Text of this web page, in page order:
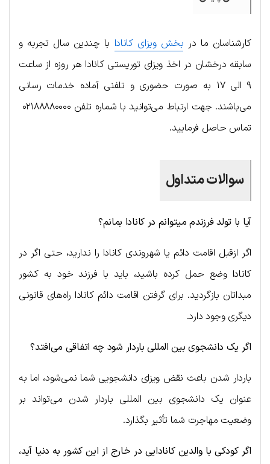
کارشناسان ما در بخش ویزای کانادا با چندین سال تجربه و
سابقه درخشان در اخذ ویزای توریستی کانادا هر روزه از ساعت
۹ الی ۱۷ به صورت حضوری و تلفنی آماده خدمات رسانی
تماس حاصل فرمایید.
سوالات متداول
آیا با تولد فرزندم میتوانم در کانادا بمانم؟
اگر ازقبل اقامت دائم یا شهروندی کانادا را ندارید، حتی اگر در
کانادا وضع حمل کرده باشید، باید با فرزند خود به کشور
مبداتان بازگردید. برای گرفتن اقامت دائم کانادا راه‌های قانونی
دیگری وجود دارد.
اگر یک دانشجوی بین المللی باردار شود چه اتفاقی می‌افتد؟
باردار شدن باعث نقض ویزای دانشجویی شما نمی‌شود، اما به
عنوان یک دانشجوی بین المللی باردار شدن می‌تواند بر
وضعیت مهاجرت شما تأثیر بگذارد.
اگر کودکی با والدین کانادایی در خارج از این کشور به دنیا آید،